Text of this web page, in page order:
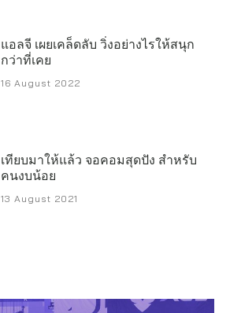
แอลจี เผยเคล็ดลับ วิ่งอย่างไรให้สนุก
กว่าที่เคย
16 August 2022
เทียบมาให้แล้ว จอคอมสุดปัง สำหรับ
คนงบน้อย
13 August 2021